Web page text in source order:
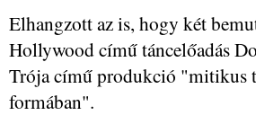
Elhangzott az is, hogy két
Hollywood című táncelőadás
Trója című produkció "mitikus
formában".